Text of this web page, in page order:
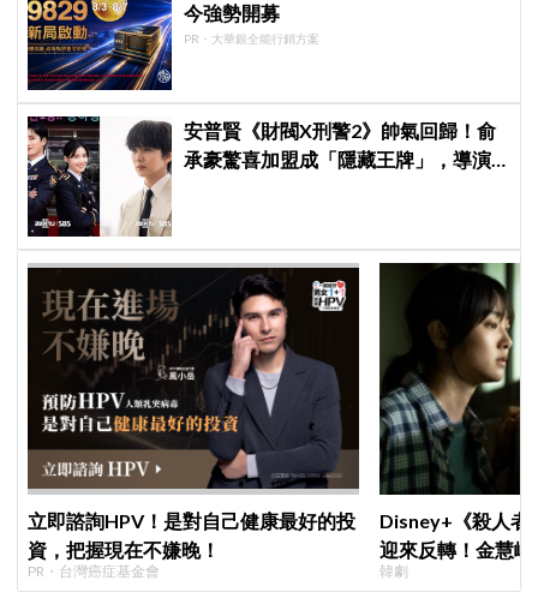
今強勢開募
PR・大華銀全能行銷方案
安普賢《財閥X刑警2》帥氣回歸！俞
承豪驚喜加盟成「隱藏王牌」，導演
立即諮詢HPV！是對自己健康最好的投
資，把握現在不嫌晚！
PR・台灣癌症基金會
Disney+《殺人者
迎來反轉！金慧
「叔叔李棟旭」
韓劇